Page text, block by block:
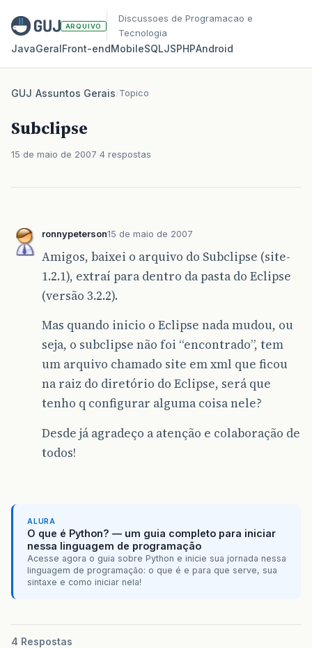
ARQUIVO
Discussoes de Programacao e
Tecnologia
JavaGeralFront‑endMobileSQLJSPHPAndroid
GUJ/Assuntos Gerais/Topico
Subclipse
15 de maio de 2007 4 respostas
ronnypeterson15 de maio de 2007
Amigos, baixei o arquivo do Subclipse (site-
1.2.1), extraí para dentro da pasta do Eclipse
(versão 3.2.2).
Mas quando inicio o Eclipse nada mudou, ou
seja, o subclipse não foi “encontrado”, tem
um arquivo chamado site em xml que ficou
na raiz do diretório do Eclipse, será que
tenho q configurar alguma coisa nele?
Desde já agradeço a atenção e colaboração de
todos!
ALURA
O que é Python? — um guia completo para iniciar
nessa linguagem de programação
Acesse agora o guia sobre Python e inicie sua jornada nessa
linguagem de programação: o que é e para que serve, sua
sintaxe e como iniciar nela!
4 Respostas